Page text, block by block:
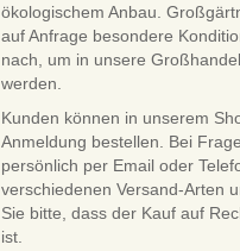
ökologischem Anbau.
auf Anfrage besondere
nach, um in unsere
werden.
Kunden können in unserem
Anmeldung bestellen. Bei
persönlich per Email oder
verschiedenen Versand-Arten
Sie bitte, dass der Kauf auf
ist.